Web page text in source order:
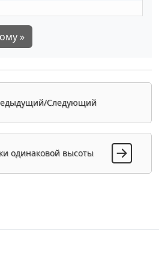
»
Следующий
одинаковой высоты